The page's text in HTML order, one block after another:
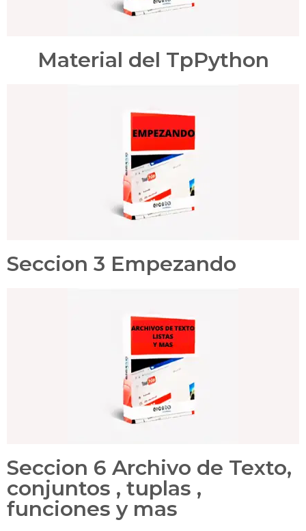
Material del TpPython
Seccion 3 Empezando
Seccion 6 Archivo de Texto,
conjuntos , tuplas ,
funciones y mas